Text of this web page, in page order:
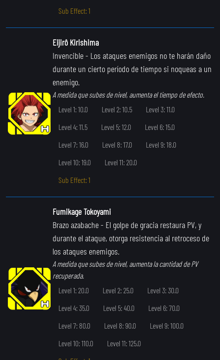
Sub Effect: 1
Eijirô Kirishima
Invencible- Los ataques enemigos no te harán daño
durante un cierto período de tiempo si noqueas a un
enemigo.
A medida que subes de nivel, aumenta el tiempo de efecto.
Level 1: 10.0
Level 2: 10.5
Level 3: 11.0
Level 4: 11.5
Level 5: 12.0
Level 6: 15.0
Level 7: 16.0
Level 8: 17.0
Level 9: 18.0
Level 10: 19.0
Level 11: 20.0
Sub Effect: 1
Fumikage Tokoyami
Brazo azabache- El golpe de gracia restaura PV, y
durante el ataque, otorga resistencia al retroceso de
los ataques enemigos.
A medida que subes de nivel, aumenta la cantidad de PV
recuperada.
Level 1: 20.0
Level 2: 25.0
Level 3: 30.0
Level 4: 35.0
Level 5: 40.0
Level 6: 70.0
Level 7: 80.0
Level 8: 90.0
Level 9: 100.0
Level 10: 110.0
Level 11: 125.0